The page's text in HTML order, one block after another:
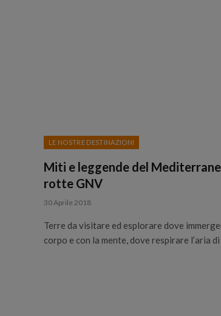
LE NOSTRE DESTINAZIONI
Miti e leggende del
rotte GNV
30 Aprile 2018
Terre da visitare ed esplorare dove
corpo e con la mente, dove respirare l’aria di